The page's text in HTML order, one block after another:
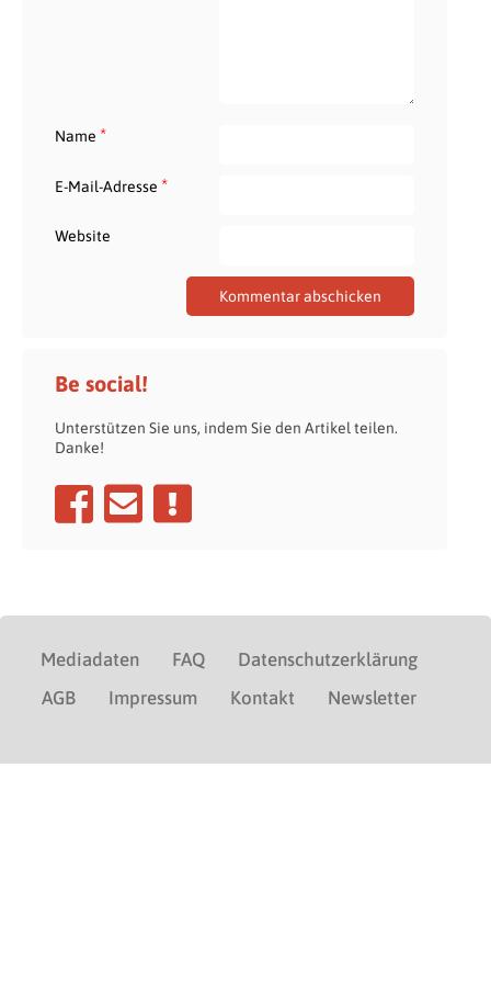
Name *
E-Mail-Adresse *
Website
Be social!
Unterstützen Sie uns, indem Sie den Artikel teilen.
Danke!
Mediadaten FAQ
Datenschutzerklärung
AGB
Impressum Kontakt Newsletter